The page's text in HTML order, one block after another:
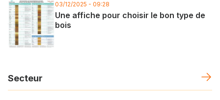
03/12/2025 - 09:28
Une affiche pour choisir le bon type de
bois
Secteur